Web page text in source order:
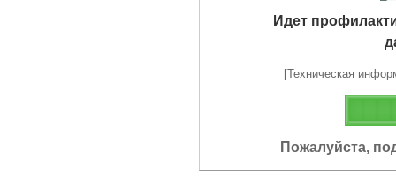
Идет
[Техническая
Пожалуйста,